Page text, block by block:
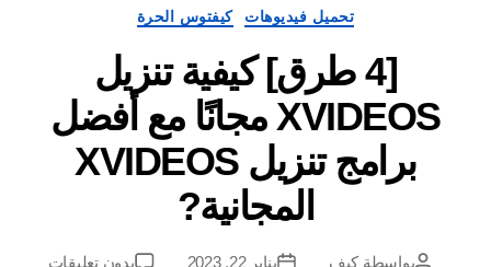
فئاتتحميل فيديوهات كيفتوس الحرة
[4 طرق] كيفية تنزيل
XVIDEOS مجانًا مع أفضل
برامج تنزيل XVIDEOS
المجانية?
مؤلف
بواسطةكيف
تاريخيناير 22, 2023 بدون تعليقاتعلى